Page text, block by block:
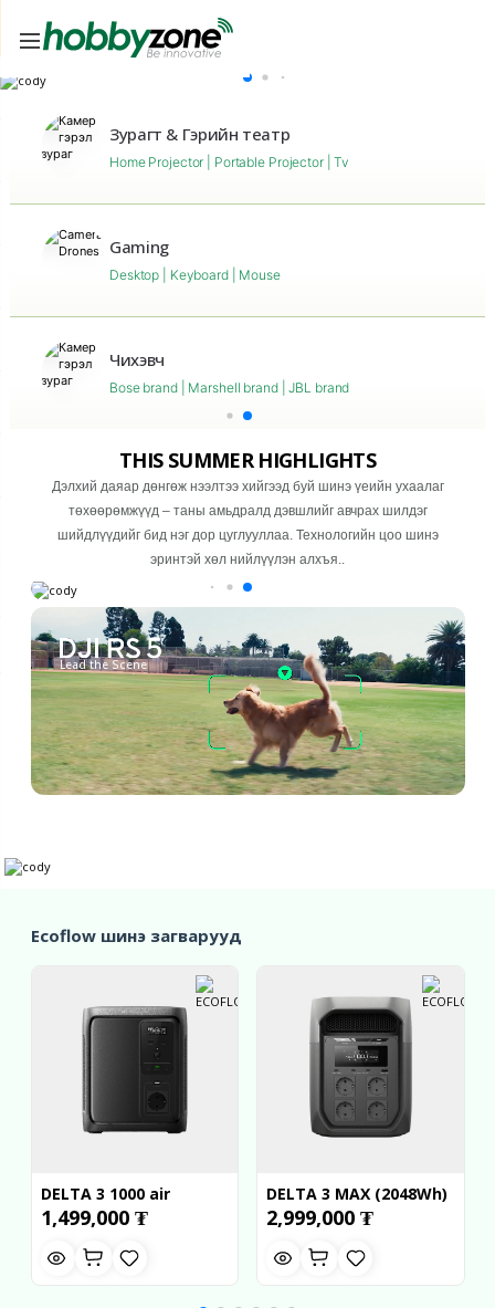
Зурагт & Гэрийн театр
Home Projector | Portable Projector | Tv
Gaming
Desktop | Keyboard | Mouse
Чихэвч
Bose brand | Marshell brand | JBL brand
THIS SUMMER HIGHLIGHTS
Дэлхий даяар дөнгөж нээлтээ хийгээд буй шинэ үеийн ухаалаг
төхөөрөмжүүд – таны амьдралд дэвшлийг авчрах шилдэг
шийдлүүдийг бид нэг дор цуглууллаа. Технологийн цоо шинэ
эринтэй хөл нийлүүлэн алхъя..
Lead the Scene
Ecoflow шинэ загварууд
DELTA 3 1000 air
1,499,000 ₮
DELTA 3 MAX (2048Wh)
2,999,000 ₮